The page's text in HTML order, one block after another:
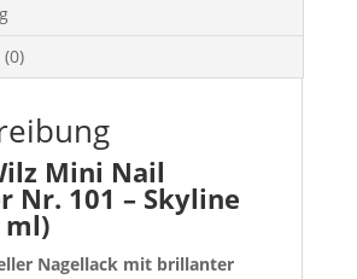
Mini Nail
Nr. 101 – Skyline
ml)
Nagellack mit brillanter